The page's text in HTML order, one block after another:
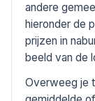
andere
hieronder de
prijzen in
beeld van de
Overweeg je